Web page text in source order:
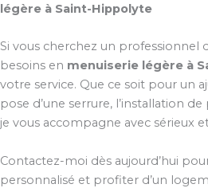
légère à Saint-Hippolyte
Si vous cherchez un professionnel
besoins en menuiserie légère à
votre service. Que ce soit pour un
pose d’une serrure, l’installation
je vous accompagne avec sérieux
Contactez-moi dès aujourd’hui
personnalisé et profiter d’un